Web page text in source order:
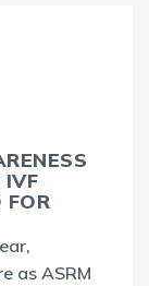
IVF
FOR
as ASRM